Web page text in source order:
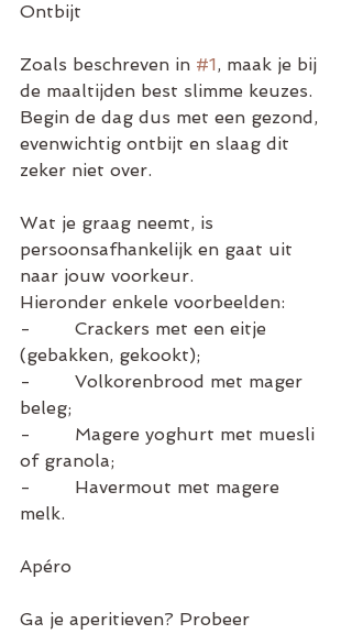
Ontbijt
Zoals beschreven in #1, maak je bij
de maaltijden best slimme keuzes.
Begin de dag dus met een gezond,
evenwichtig ontbijt en slaag dit
zeker niet over.
Wat je graag neemt, is
persoonsafhankelijk en gaat uit
naar jouw voorkeur.
Hieronder enkele voorbeelden:
-        Crackers met een eitje
(gebakken, gekookt);
-        Volkorenbrood met mager
beleg;
-        Magere yoghurt met muesli
of granola;
-        Havermout met magere
melk.
Apéro
Ga je aperitieven? Probeer